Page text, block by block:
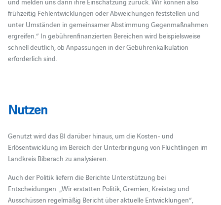
frühzeitig Fehlentwicklungen oder Abweichungen feststellen und
unter Umständen in gemeinsamer Abstimmung Gegenmaßnahmen
ergreifen.“ In gebührenfinanzierten Bereichen wird beispielsweise
schnell deutlich, ob Anpassungen in der Gebührenkalkulation
erforderlich sind.
Nutzen
Genutzt wird das BI darüber hinaus, um die Kosten- und
Erlösentwicklung im Bereich der Unterbringung von Flüchtlingen im
Landkreis Biberach zu analysieren.
Auch der Politik liefern die Berichte Unterstützung bei
Entscheidungen. „Wir erstatten Politik, Gremien, Kreistag und
Ausschüssen regelmäßig Bericht über aktuelle Entwicklungen“,